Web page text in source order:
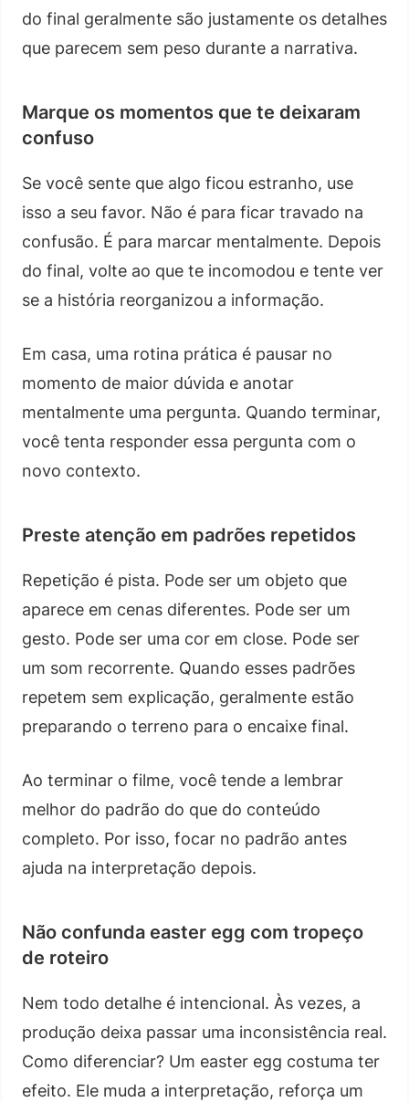
do final geralmente são justamente os detalhes
que parecem sem peso durante a narrativa.
Marque os momentos que te deixaram
confuso
Se você sente que algo ficou estranho, use
isso a seu favor. Não é para ficar travado na
confusão. É para marcar mentalmente. Depois
do final, volte ao que te incomodou e tente ver
se a história reorganizou a informação.
Em casa, uma rotina prática é pausar no
momento de maior dúvida e anotar
mentalmente uma pergunta. Quando terminar,
você tenta responder essa pergunta com o
novo contexto.
Preste atenção em padrões repetidos
Repetição é pista. Pode ser um objeto que
aparece em cenas diferentes. Pode ser um
gesto. Pode ser uma cor em close. Pode ser
um som recorrente. Quando esses padrões
repetem sem explicação, geralmente estão
preparando o terreno para o encaixe final.
Ao terminar o filme, você tende a lembrar
melhor do padrão do que do conteúdo
completo. Por isso, focar no padrão antes
ajuda na interpretação depois.
Não confunda easter egg com tropeço
de roteiro
Nem todo detalhe é intencional. Às vezes, a
produção deixa passar uma inconsistência real.
Como diferenciar? Um easter egg costuma ter
efeito. Ele muda a interpretação, reforça um